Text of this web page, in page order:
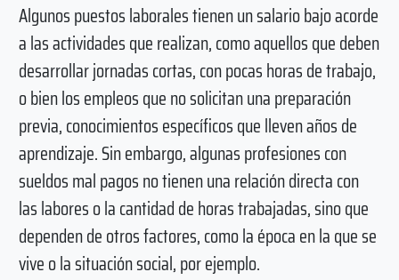
Algunos puestos laborales tienen un salario bajo acorde
a las actividades que realizan, como aquellos que deben
desarrollar jornadas cortas, con pocas horas de trabajo,
o bien los empleos que no solicitan una preparación
previa, conocimientos específicos que lleven años de
aprendizaje. Sin embargo, algunas profesiones con
sueldos mal pagos no tienen una relación directa con
las labores o la cantidad de horas trabajadas, sino que
dependen de otros factores, como la época en la que se
vive o la situación social, por ejemplo.